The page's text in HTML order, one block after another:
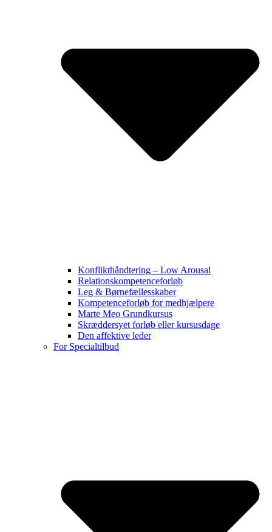
Konflikthåndtering – Low Arousal
Relationskompetenceforløb
Leg & Børnefællesskaber
Kompetenceforløb for medhjælpere
Marte Meo Grundkursus
Skræddersyet forløb eller kursusdage
Den affektive leder
For Specialtilbud